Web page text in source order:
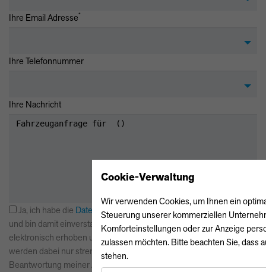
Ihre Email Adresse*
Ihre Telefonnummer
Ihre Nachricht
Ja, ich habe die Datenschutzerklärung
zur Kenntnis genommen
und bin damit einverstanden, dass die von mir angegebenen Daten
elektronisch erhoben und gespeichert werden. Meine Daten
werden dabei nur streng zweckgebunden zur Bearbeitung und
Beantwortung meiner Anfrage benutzt. Mit dem Absenden des
Cookie-Verwaltung
Wir verwenden Cookies, um Ihnen ein
Steuerung unserer kommerziellen
Komforteinstellungen oder zur Anzeige
zulassen möchten. Bitte beachten Sie, dass
stehen.